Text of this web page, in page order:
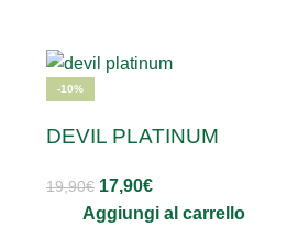
-10%
DEVIL PLATINUM
19,90€ 17,90€
Aggiungi al carrello